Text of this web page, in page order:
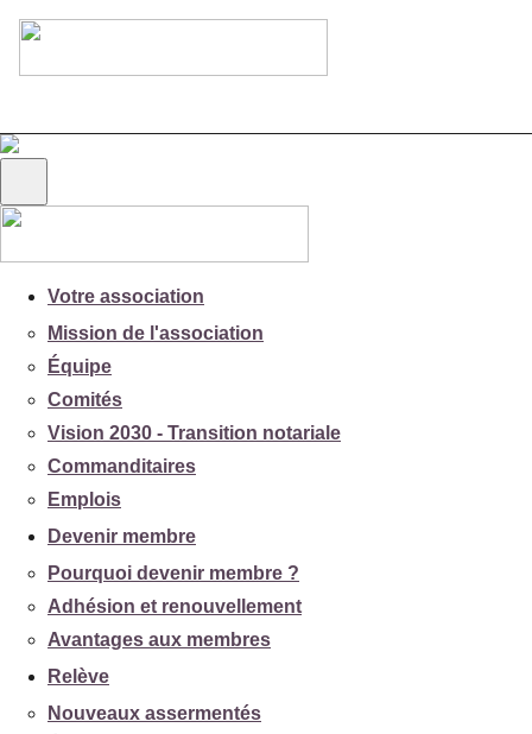
Votre association
Mission de l'association
Équipe
Comités
Vision 2030 - Transition notariale
Commanditaires
Emplois
Devenir membre
Pourquoi devenir membre ?
Adhésion et renouvellement
Avantages aux membres
Relève
Nouveaux assermentés